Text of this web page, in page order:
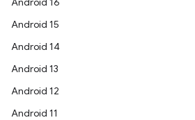
Android 15
Android 14
Android 13
Android 12
Android 11